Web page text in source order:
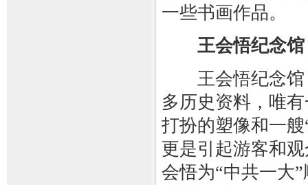
一些书画作品。
王会悟纪念馆
王会悟纪念馆
多历史资料，唯
打扮的塑像和一
更是引起游客和
会悟为“中共一大